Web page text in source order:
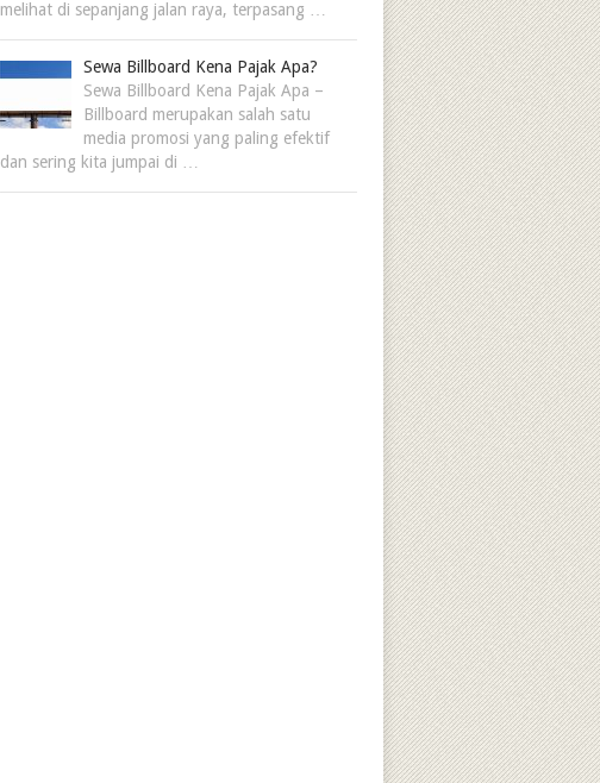
melihat di sepanjang jalan raya, terpasang …
Sewa Billboard Kena Pajak Apa?
Sewa Billboard Kena Pajak Apa –
Billboard merupakan salah satu
media promosi yang paling efektif
dan sering kita jumpai di …